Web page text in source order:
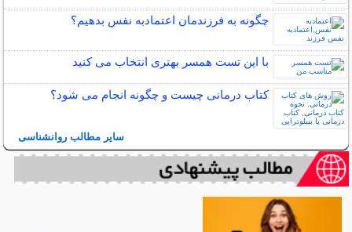
چگونه به فرزندمان اعتمادبه نفس بدهیم؟
با این تست همسر بهتری انتخاب می کنید
کتاب درمانی چیست و چگونه انجام می شود؟
سایر مطالب روانشناسی